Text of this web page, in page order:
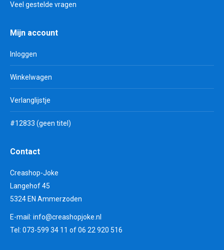
Veel gestelde vragen
Mijn account
Inloggen
Winkelwagen
Verlanglijstje
#12833 (geen titel)
Contact
Creashop-Joke
Langehof 45
5324 EN Ammerzoden
E-mail: info@creashopjoke.nl
Tel: 073-599 34 11 of 06 22 920 516